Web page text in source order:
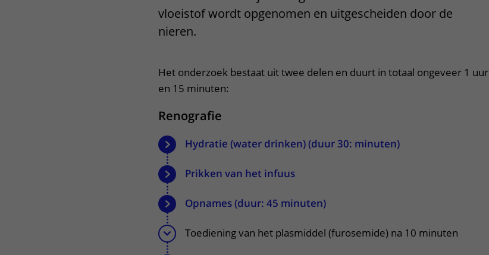
Bezoektijden Contact met verpleegafdeling
vloeistof wordt opgenomen en uitgescheiden door de
nieren.
Het onderzoek bestaat uit twee delen en duurt in totaal ongeveer 1 uur
en 15 minuten:
Renografie
Hydratie (water drinken) (duur 30: minuten)
Prikken van het infuus
Opnames (duur: 45 minuten)
Toediening van het plasmiddel (furosemide) na 10 minuten